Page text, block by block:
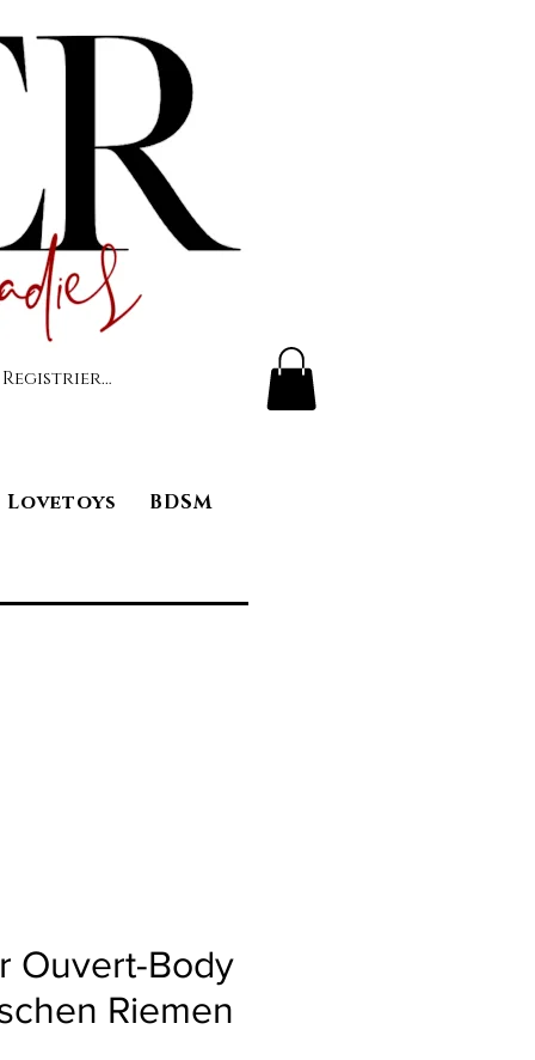
Lovetoys BDSM
Ouvert-Body
Riemen